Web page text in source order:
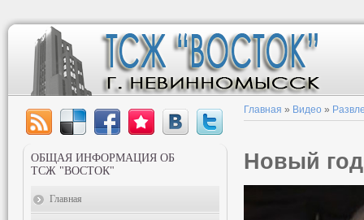
Главная » Видео »
Новый
ОБЩАЯ ИНФОРМАЦИЯ ОБ
ТСЖ "ВОСТОК"
Главная